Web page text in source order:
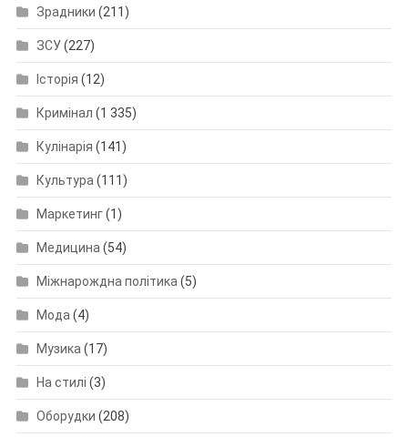
Зрадники (211)
ЗСУ(227)
Історія (12)
Кримінал (1 335)
Кулінарія (141)
Культура(111)
Маркетинг(1)
Медицина(54)
Міжнарождна політика(5)
Мода(4)
Музика(17)
На стилі (3)
Оборудки (208)